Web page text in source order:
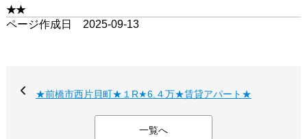
★★
ページ作成日 2025-09-13
★前橋市西片貝町★１R★6.４万★賃貸アパート★
一覧へ